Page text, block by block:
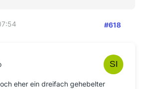
#618
eher ein dreifach gehebelter